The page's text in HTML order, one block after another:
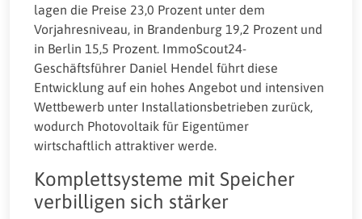
lagen die Preise 23,0 Prozent unter dem
Vorjahresniveau, in Brandenburg 19,2 Prozent und
in Berlin 15,5 Prozent. ImmoScout24-
Geschäftsführer Daniel Hendel führt diese
Entwicklung auf ein hohes Angebot und intensiven
Wettbewerb unter Installationsbetrieben zurück,
wodurch Photovoltaik für Eigentümer
wirtschaftlich attraktiver werde.
Komplettsysteme mit Speicher
verbilligen sich stärker